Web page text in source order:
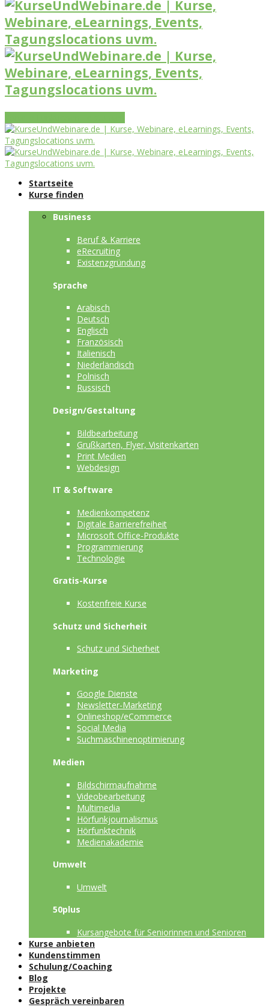
Startseite
Kurse finden
Business
Beruf & Karriere
eRecruiting
Existenzgründung
Sprache
Arabisch
Deutsch
Englisch
Französisch
Italienisch
Niederländisch
Polnisch
Russisch
Design/Gestaltung
Bildbearbeitung
Grußkarten, Flyer, Visitenkarten
Print Medien
Webdesign
IT & Software
Medienkompetenz
Digitale Barrierefreiheit
Microsoft Office-Produkte
Programmierung
Technologie
Gratis-Kurse
Kostenfreie Kurse
Schutz und Sicherheit
Schutz und Sicherheit
Marketing
Google Dienste
Newsletter-Marketing
Onlineshop/eCommerce
Social Media
Suchmaschinenoptimierung
Medien
Bildschirmaufnahme
Videobearbeitung
Multimedia
Hörfunkjournalismus
Hörfunktechnik
Medienakademie
Umwelt
Umwelt
50plus
Kursangebote für Seniorinnen und Senioren
Kurse anbieten
Kundenstimmen
Schulung/Coaching
Blog
Projekte
Gespräch vereinbaren